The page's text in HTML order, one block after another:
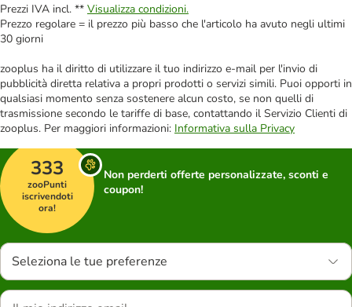
Prezzi IVA incl. ** Visualizza condizioni.
Prezzo regolare = il prezzo più basso che l'articolo ha avuto negli ultimi
30 giorni
zooplus ha il diritto di utilizzare il tuo indirizzo e-mail per l'invio di
pubblicità diretta relativa a propri prodotti o servizi simili. Puoi opporti in
qualsiasi momento senza sostenere alcun costo, se non quelli di
trasmissione secondo le tariffe di base, contattando il Servizio Clienti di
zooplus. Per maggiori informazioni: Informativa sulla Privacy
333
zooPunti
iscrivendoti
ora!
Non perderti offerte personalizzate, sconti e
coupon!
Seleziona le tue preferenze